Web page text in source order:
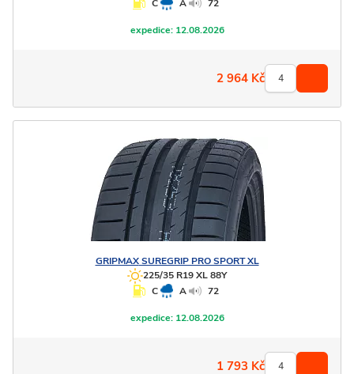
C
A 72
expedice:12.08.2026
2 964 Kč
GRIPMAXSUREGRIP PRO SPORT XL
225/35 R19 XL 88Y
C
A 72
expedice:12.08.2026
1 793 Kč